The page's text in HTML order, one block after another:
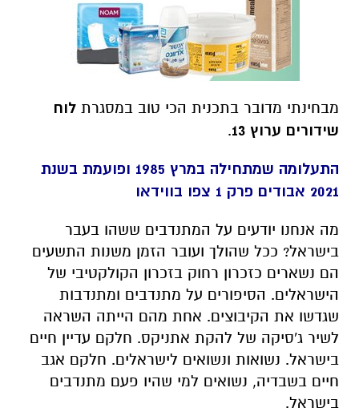
מבחינתי מדובר בתכנית הכי טוב במסגרת לוח
שידורים ערוץ 13
.
התעלומה שמתחילה במרץ 1985 ופועמת בשנת
2021 אבודים פרק 1 צפו בווידאו
מה אנחנו יודעים על המתנדבים ששהו בעבר
בישראל? ככל שהולך ועובר הזמן משנות התשעים
הם נשארים כזכרון רחוק בזכרון הקולקטיבי של
הישראלים. הסיפורים על מתנדבים ומתנדבות
שגדשו את הקיבוצים. אחת מהם הייתה השראה
לשיר ג'סיקה של להקת אתניקס. חלקם עדיין חיים
בישראל. נשואות ונשואים לישראלים. חלקם אגב
חיים בשבדיה, נשואים למי שהיו פעם מתנדבים
בישראל.